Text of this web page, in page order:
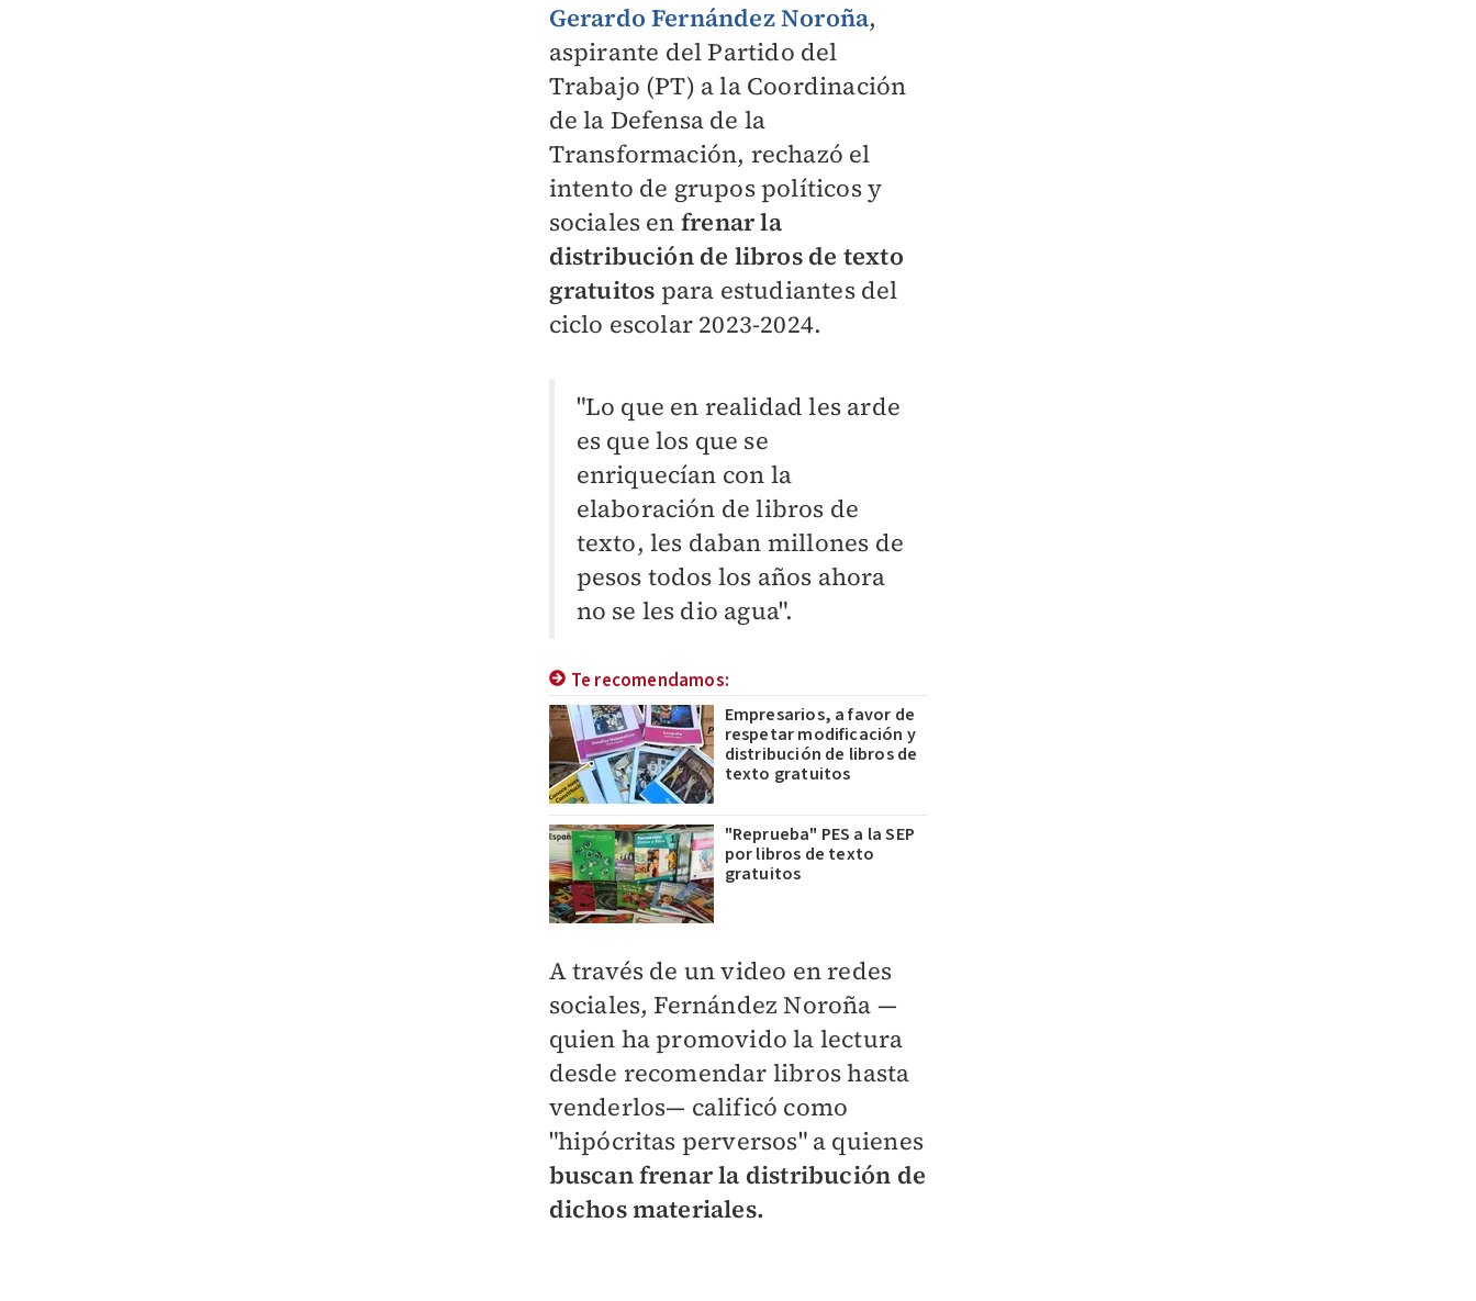
Gerardo Fernández Noroña,
aspirante del Partido del
Trabajo (PT) a la Coordinación
de la Defensa de la
Transformación, rechazó el
intento de grupos políticos y
sociales en frenar la
distribución de libros de texto
gratuitos para estudiantes del
ciclo escolar 2023-2024.
"Lo que en realidad les arde
es que los que se
enriquecían con la
elaboración de libros de
texto, les daban millones de
pesos todos los años ahora
no se les dio agua".
Te recomendamos:
Empresarios, a favor de
respetar modificación y
distribución de libros de
texto gratuitos
"Reprueba" PES a la SEP
por libros de texto
gratuitos
A través de un video en redes
sociales, Fernández Noroña —
quien ha promovido la lectura
desde recomendar libros hasta
venderlos— calificó como
"hipócritas perversos" a quienes
buscan frenar la distribución de
dichos materiales.